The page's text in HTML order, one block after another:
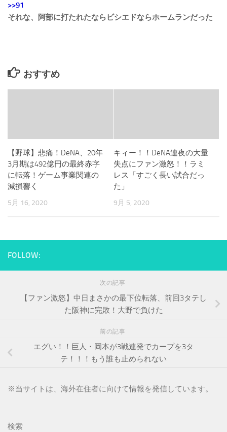
>>91
それな、阿部に打たれたならビシエドならホームランだった
おすすめ
【野球】悲痛！DeNA、20年
3月期は492億円の最終赤字
に転落！ゲーム事業関連の
減損響く
5月 16, 2020
キィー！！DeNA連夜の大量
失点にファン激怒！！ラミ
レス「すごく長い試合だっ
た」
9月 5, 2020
FOLLOW:
次の記事
【ファン激怒】中日まさかの最下位転落、前回3タテし
た阪神に完敗！大野で負けた
前の記事
エグい！！巨人・岡本が3戦連発でカープを3タ
テ！！！もう誰も止められない
※当サイトは、海外在住者に向けて情報を発信しています。
検索